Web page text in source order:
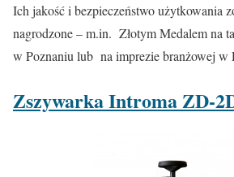
Ich jakość i bezpieczeństwo użytkowania
nagrodzone – m.in. Złotym Medalem na
w Poznaniu lub na imprezie branżowej w
Zszywarka Introma ZD-